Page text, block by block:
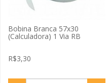
Bobina Branca 57x30
(Calculadora) 1 Via RB
R$3,30